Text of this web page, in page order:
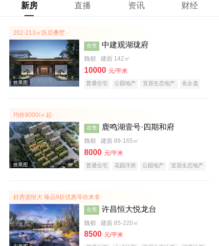
新房 直播 资讯 财经
202-213㎡跃层叠墅··
效果图
在售 中建观湖珑府
魏都 建面 142㎡
10000 元/平米
普通住宅 公园地产 宜居生态地产 名企盘
均价8000/㎡起·
在售 鹿鸣湖壹号·四期和府
魏都 建面 89-165㎡
8000 元/平米
普通住宅 花园洋房 公园地产
宜居生态地产
好房选恒大 臻品9折优惠等你来拿·
在售 许昌恒大悦龙台
魏都 建面 85-220㎡
8500 元/平米